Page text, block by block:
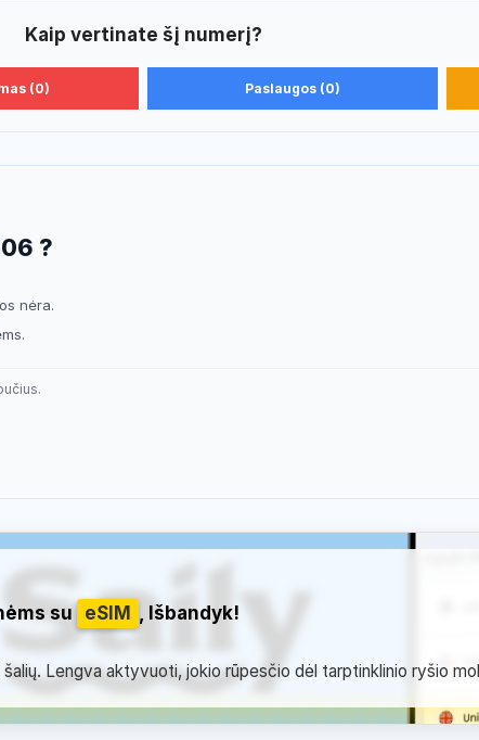
Kaip vertinate šį numerį?
(0) Paslaugos (0)
?
nėra.
su eSIM , Išbandyk!
šalių. Lengva aktyvuoti, jokio rūpesčio dėl tarptinklinio ryšio